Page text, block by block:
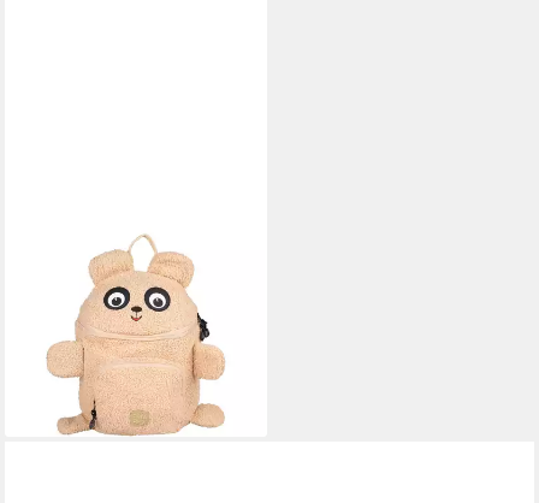
Schulranzen Kinderrucksack S
Teddybär Braun (1 Stück), ab
3 Jahren, ergonomisch,
Kindergarten-Rucksack
29,99 € UVP39,99 €
-25%
lieferbar - in 2-3 Werktagen bei dir